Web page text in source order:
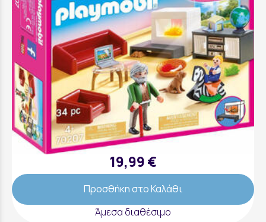
Σαλόνι Κουκλόσπιτου - 70207
19,99 €
Προσθήκη στο Καλάθι
Άμεσα διαθέσιμο